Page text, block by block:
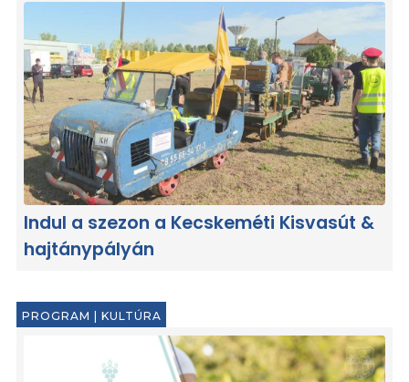
Indul a szezon a Kecskeméti Kisvasút &
hajtánypályán
PROGRAM KULTÚRA